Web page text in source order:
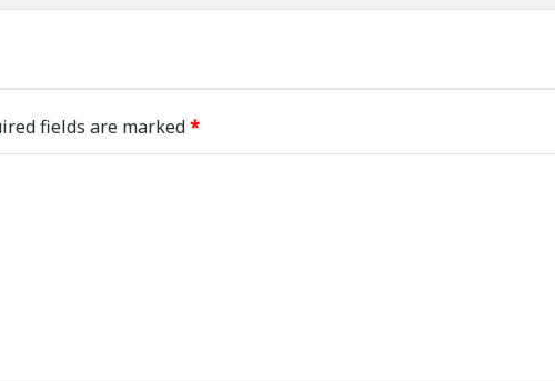
fields are marked*